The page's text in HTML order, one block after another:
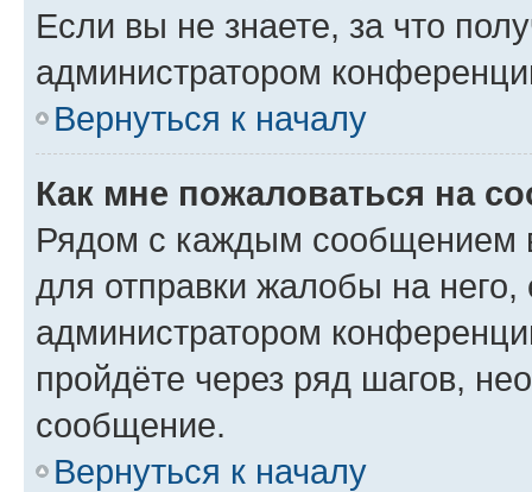
Если вы не знаете, за что
администратором
Вернуться к началу
Как мне пожаловаться на
Рядом с каждым сообщением
для отправки жалобы на
администратором
пройдёте через ряд шагов,
сообщение.
Вернуться к началу